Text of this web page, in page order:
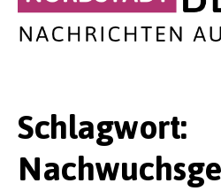
Schlagwort: